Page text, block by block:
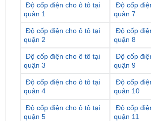
Độ cốp điện cho ô tô tại
quận 1
Độ cốp
quận 7
Độ cốp điện cho ô tô tại
quận 2
Độ cốp
quận 8
Độ cốp điện cho ô tô tại
quận 3
Độ cốp
quận 9
Độ cốp điện cho ô tô tại
quận 4
Độ cốp
quận 10
Độ cốp điện cho ô tô tại
quận 5
Độ cốp
quận 11